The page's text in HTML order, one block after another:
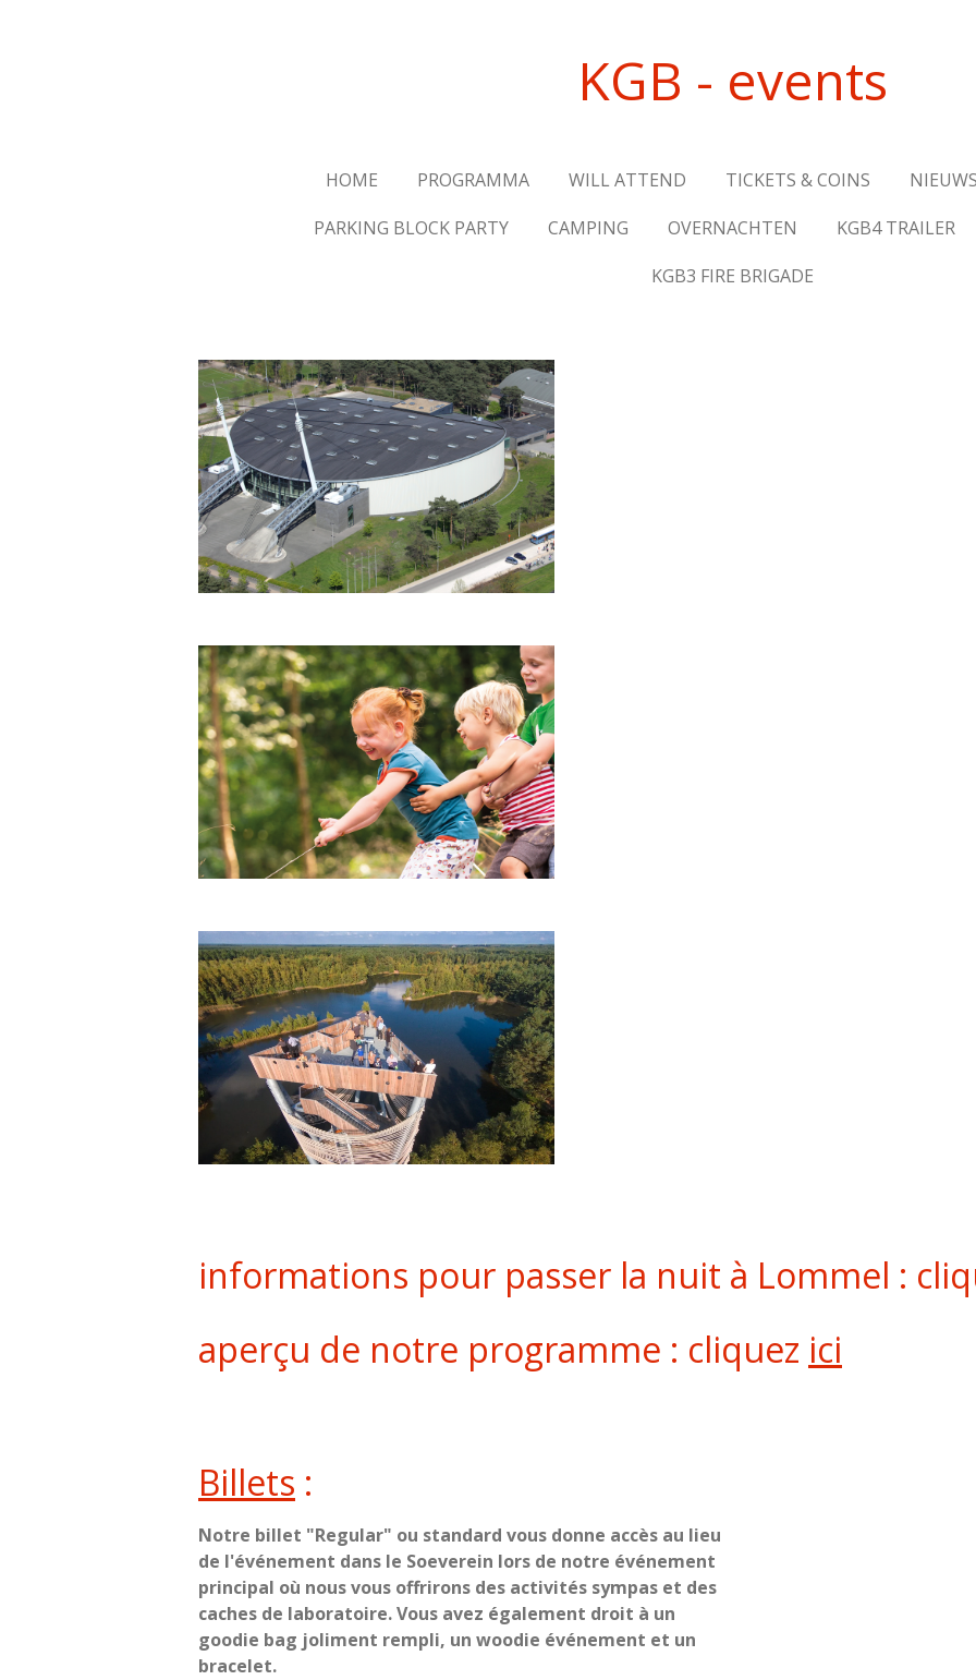
KGB - events
HOME PROGRAMMA WILL ATTEND TICKETS & COINS
PARKING BLOCK PARTY
CAMPING OVERNACHTEN KGB4 TRAILER
KGB3 FIRE BRIGADE
informations pour passer la nuit à Lommel :
aperçu de notre programme : cliquez ici
Billets :
Notre billet "Regular" ou standard vous donne accès au lieu
de l'événement dans le Soeverein lors de notre événement
principal où nous vous offrirons des activités sympas et des
caches de laboratoire. Vous avez également droit à un
goodie bag joliment rempli, un woodie événement et un
bracelet.